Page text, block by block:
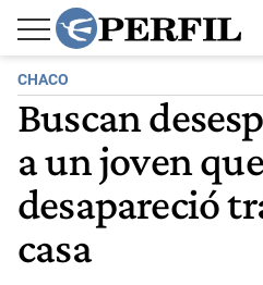
CHACO
Buscan
a un joven que
desapareció
casa